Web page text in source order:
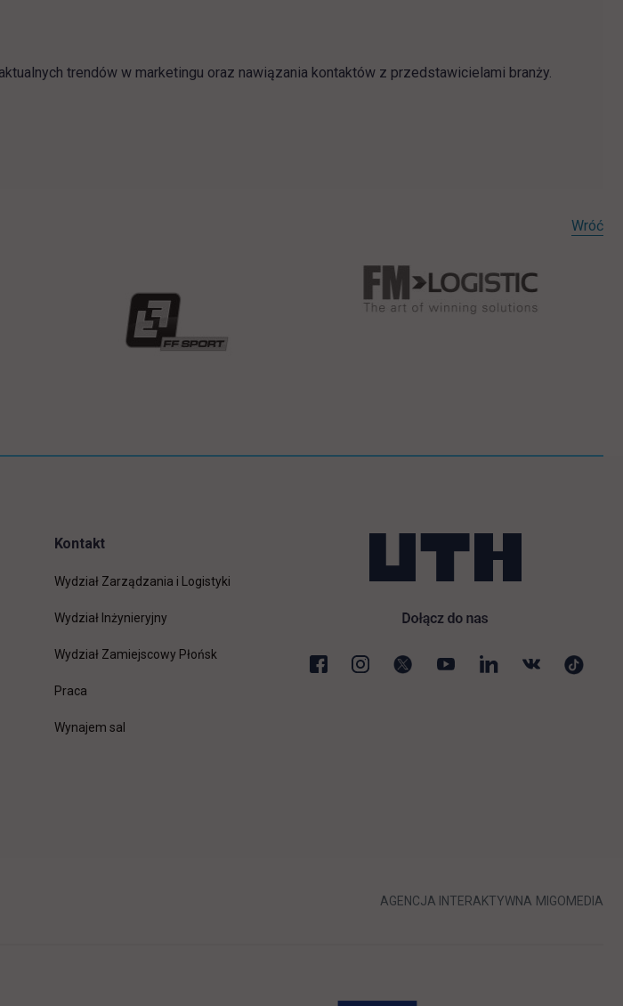
trendów w marketingu oraz nawiązania kontaktów z przedstawicielami branży.
Wróć
Kontakt
Wydział Zarządzania i Logistyki
Wydział Inżynieryjny
Wydział Zamiejscowy Płońsk
Pracalink otwiera się w nowej karcie
Wynajem sal
AGENCJA INTERAKTYWNA LINK OTWIERA
MIGOMEDIA